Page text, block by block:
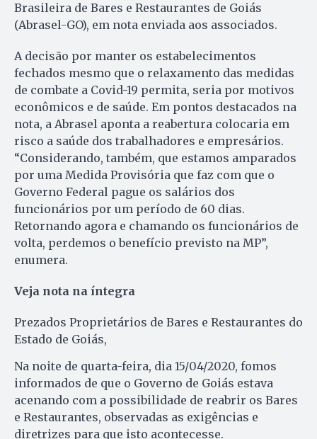
Brasileira de Bares e Restaurantes de Goiás
(Abrasel-GO), em nota enviada aos associados.
A decisão por manter os estabelecimentos
fechados mesmo que o relaxamento das medidas
de combate a Covid-19 permita, seria por motivos
econômicos e de saúde. Em pontos destacados na
nota, a Abrasel aponta a reabertura colocaria em
risco a saúde dos trabalhadores e empresários.
“Considerando, também, que estamos amparados
por uma Medida Provisória que faz com que o
Governo Federal pague os salários dos
funcionários por um período de 60 dias.
Retornando agora e chamando os funcionários de
volta, perdemos o benefício previsto na MP”,
enumera.
Veja nota na íntegra
Prezados Proprietários de Bares e Restaurantes do
Estado de Goiás,
Na noite de quarta-feira, dia 15/04/2020, fomos
informados de que o Governo de Goiás estava
acenando com a possibilidade de reabrir os Bares
e Restaurantes, observadas as exigências e
diretrizes para que isto acontecesse.